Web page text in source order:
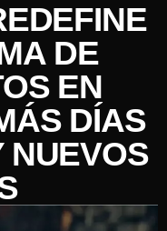
DE
EN
DÍAS
NUEVOS